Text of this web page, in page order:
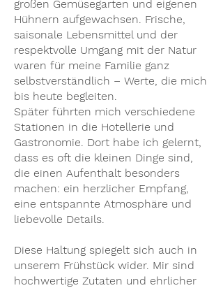
großen Gemüsegarten und eigenen
Hühnern aufgewachsen. Frische,
saisonale Lebensmittel und der
respektvolle Umgang mit der Natur
waren für meine Familie ganz
selbstverständlich – Werte, die mich
bis heute begleiten.
Später führten mich verschiedene
Stationen in die Hotellerie und
Gastronomie. Dort habe ich gelernt,
dass es oft die kleinen Dinge sind,
die einen Aufenthalt besonders
machen: ein herzlicher Empfang,
eine entspannte Atmosphäre und
liebevolle Details.
Diese Haltung spiegelt sich auch in
unserem Frühstück wider. Mir sind
hochwertige Zutaten und ehrlicher